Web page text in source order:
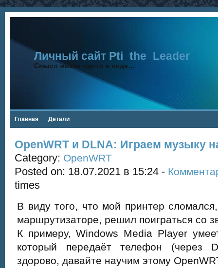
Личный сайт Pti_the_Leader
Смысл жизни где-то в коде…
Главная Детали
OpenWRT и DLNA: Играем музыку
Category: OpenWRT
Posted on: 18.07.2021 в 15:24 -
times
В виду того, что мой принтер
маршрутизаторе, решил поиграться со
К примеру, Windows Media Player
который передаёт телефон (через
здорово, давайте научим этому